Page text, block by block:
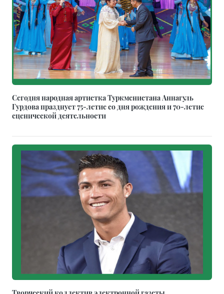
Сегодня народная артистка Туркменистана Аннагуль
Гурдова празднует 75-летие со дня рождения и 70-летие
сценической деятельности